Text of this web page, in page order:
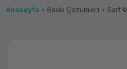
Anasayfa Baskı Çözümleri Sarf